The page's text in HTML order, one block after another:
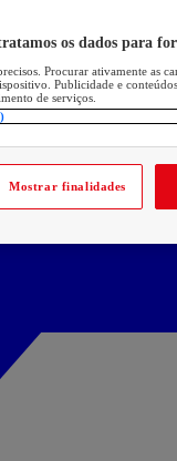
os dados para
Procurar ativamente as
Publicidade e
de serviços.
Mostrar finalidades